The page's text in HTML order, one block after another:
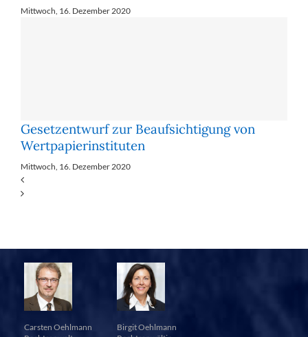
Mittwoch, 16. Dezember 2020
Ge­setz­ent­wurf zur Be­auf­sich­ti­gung von
Wert­pa­pier­in­sti­tu­ten
Mittwoch, 16. Dezember 2020
Carsten Oehlmann
Birgit Oehlmann